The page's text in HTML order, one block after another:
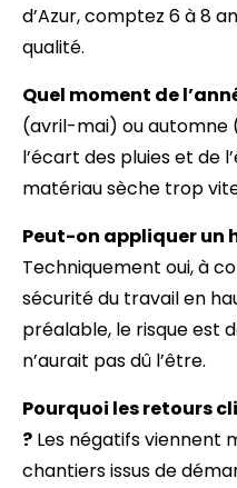
d’Azur, comptez 6 à 8
qualité.
Quel moment de
(avril-mai) ou
l’écart des pluies et de
matériau sèche trop
Peut-on appliquer un
Techniquement oui, à
sécurité du travail en
préalable, le risque est
n’aurait pas dû l’être.
Pourquoi les retours
? Les négatifs viennent
chantiers issus de